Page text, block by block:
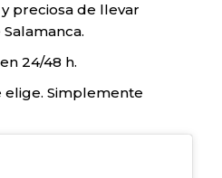
preciosa de llevar
24/48 h.
elige. Simplemente